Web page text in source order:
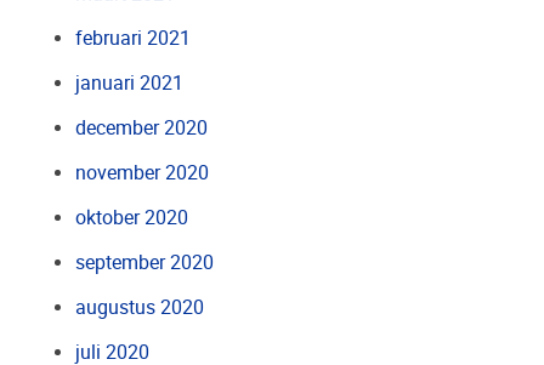
februari 2021
januari 2021
december 2020
november 2020
oktober 2020
september 2020
augustus 2020
juli 2020